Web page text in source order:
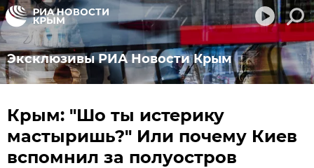
Эксклюзивы РИА Новости Крым
Крым: "Шо ты истерику
мастыришь?" Или почему Киев
вспомнил за полуостров